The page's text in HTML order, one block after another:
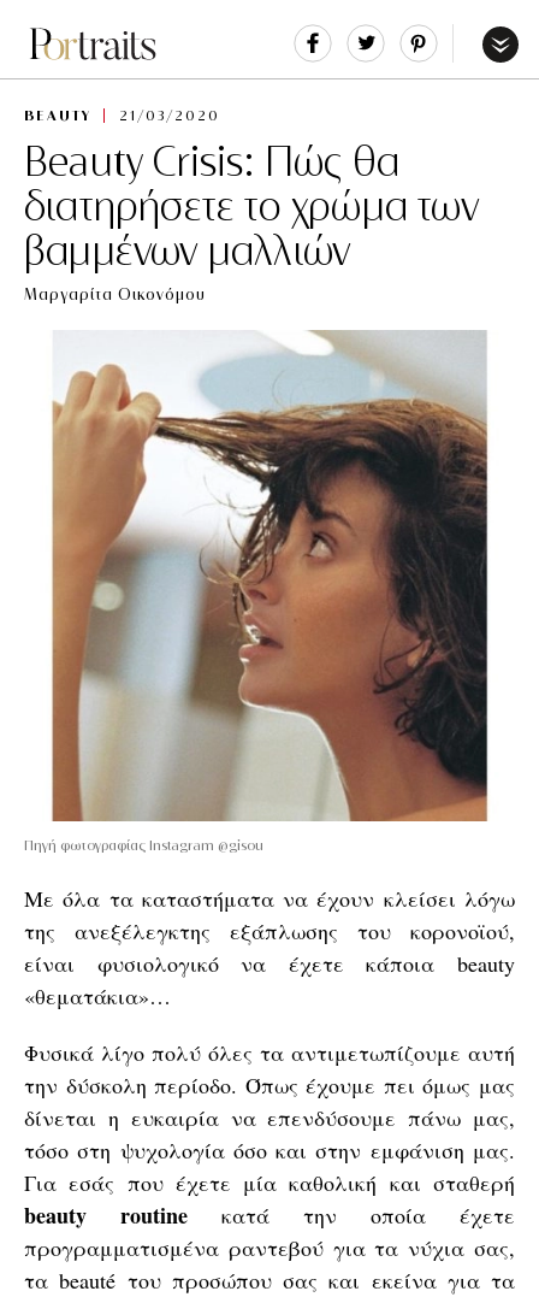
Share Tweet
BEAUTY 21/03/2020
Beauty Crisis: Πώς θα
διατηρήσετε το χρώμα των
βαμμένων μαλλιών
Μαργαρίτα Οικονόμου
Πηγή φωτογραφίας Instagram @gisou
Με όλα τα καταστήματα να έχουν κλείσει λόγω
της ανεξέλεγκτης εξάπλωσης του κορονοϊού,
είναι φυσιολογικό να έχετε κάποια beauty
«θεματάκια»…
Φυσικά λίγο πολύ όλες τα αντιμετωπίζουμε αυτή
την δύσκολη περίοδο. Όπως έχουμε πει όμως μας
δίνεται η ευκαιρία να επενδύσουμε πάνω μας,
τόσο στη ψυχολογία όσο και στην εμφάνιση μας.
Για εσάς που έχετε μία καθολική και σταθερή
beauty routine κατά την οποία έχετε
προγραμματισμένα ραντεβού για τα νύχια σας,
τα beauté του προσώπου σας και εκείνα για τα